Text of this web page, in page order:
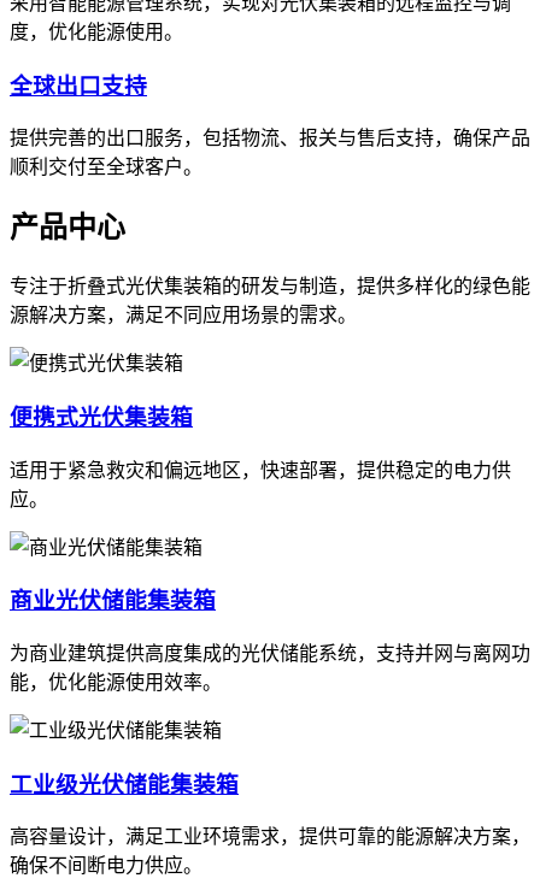
度，优化能源使用。
全球出口支持
提供完善的出口服务，包括物流、报关与售后支持，确保产品
顺利交付至全球客户。
产品中心
专注于折叠式光伏集装箱的研发与制造，提供多样化的绿色能
源解决方案，满足不同应用场景的需求。
便携式光伏集装箱
适用于紧急救灾和偏远地区，快速部署，提供稳定的电力供
应。
商业光伏储能集装箱
为商业建筑提供高度集成的光伏储能系统，支持并网与离网功
能，优化能源使用效率。
工业级光伏储能集装箱
高容量设计，满足工业环境需求，提供可靠的能源解决方案，
确保不间断电力供应。